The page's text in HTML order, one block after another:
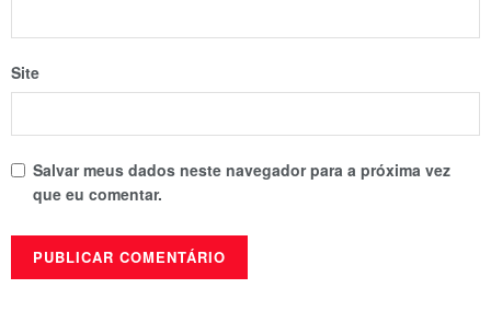
Site
Salvar meus dados neste navegador para a próxima vez
que eu comentar.